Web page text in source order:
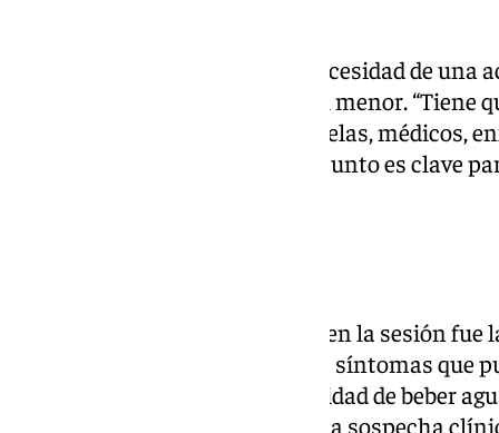
Carmona subrayó además la necesidad de
distintos ámbitos que rodean al menor. “Tiene
hospital, primaria, padres, escuelas, médicos,
señalando que este trabajo conjunto es clave
Uno de los aspectos abordados en la sesión
enfermedad. Entre los primeros síntomas que
infantil se encuentran la necesidad de beber
de la micción. Según Carmona, la sospecha